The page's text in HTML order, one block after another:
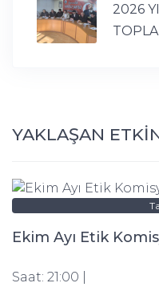
2026
YAKLAŞAN
Ekim Ayı Etik
Saat: 21:00 |